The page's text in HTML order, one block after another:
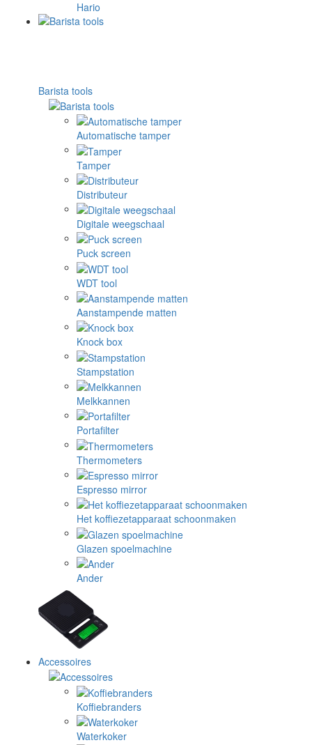
Hario
Barista tools
Automatische tamper
Tamper
Distributeur
Digitale weegschaal
Puck screen
WDT tool
Aanstampende matten
Knock box
Stampstation
Melkkannen
Portafilter
Thermometers
Espresso mirror
Het koffiezetapparaat schoonmaken
Glazen spoelmachine
Ander
Accessoires
Koffiebranders
Waterkoker